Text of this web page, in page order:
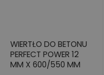
WIERTŁO DO BETONU
PERFECT POWER 12
MM X 600/550 MM